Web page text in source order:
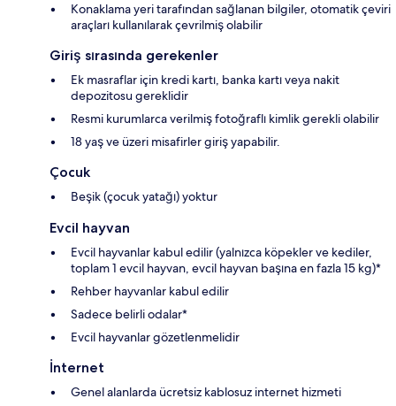
Konaklama yeri tarafından sağlanan bilgiler, otomatik çeviri
araçları kullanılarak çevrilmiş olabilir
Giriş sırasında gerekenler
Ek masraflar için kredi kartı, banka kartı veya nakit
depozitosu gereklidir
Resmi kurumlarca verilmiş fotoğraflı kimlik gerekli olabilir
18 yaş ve üzeri misafirler giriş yapabilir.
Çocuk
Beşik (çocuk yatağı) yoktur
Evcil hayvan
Evcil hayvanlar kabul edilir (yalnızca köpekler ve kediler,
toplam 1 evcil hayvan, evcil hayvan başına en fazla 15 kg)*
Rehber hayvanlar kabul edilir
Sadece belirli odalar*
Evcil hayvanlar gözetlenmelidir
İnternet
Genel alanlarda ücretsiz kablosuz internet hizmeti